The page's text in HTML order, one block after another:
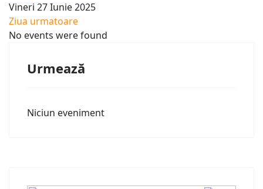
Vineri 27 Iunie 2025
Ziua urmatoare
No events were found
Urmează
Niciun eveniment